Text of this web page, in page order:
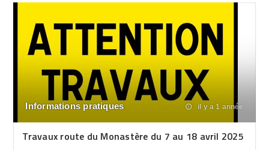
Informations pratiques il y a 1 année
Travaux route du Monastère du 7 au 18 avril 2025